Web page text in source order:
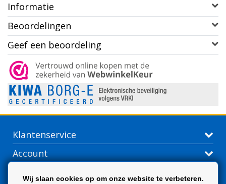
Informatie
Beoordelingen
Geef een beoordeling
Klantenservice
Account
Wij slaan cookies op om onze website te verbeteren.